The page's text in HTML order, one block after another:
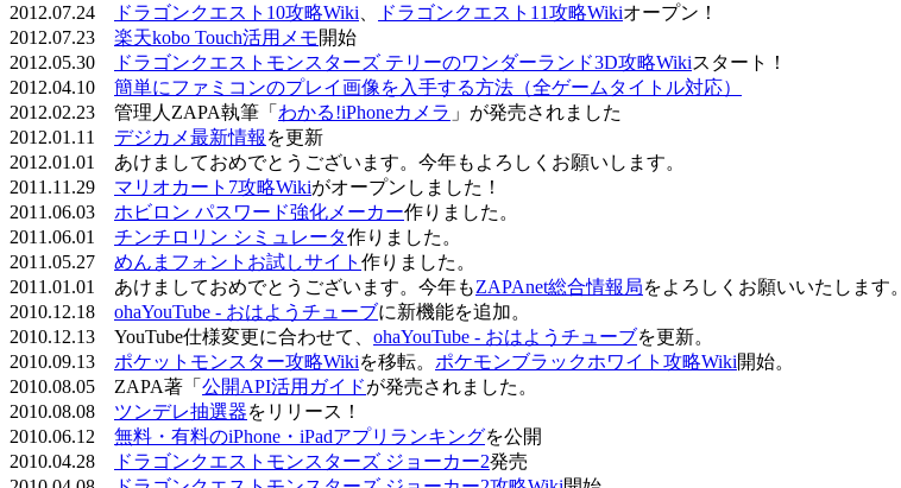
2012.07.24
ドラゴンクエスト10攻略Wiki ドラゴンクエスト11攻略Wikiオープン！
2012.07.23 楽天kobo Touch活用メモ開始
2012.05.30
ドラゴンクエストモンスターズ テリーのワンダーランド3D攻略Wikiスタート！
2012.04.10 簡単にファミコンのプレイ画像を入手する方法（全ゲームタイトル対応）
2012.02.23 管理人ZAPA執筆「 わかる!iPhoneカメラ 」が発売されました
2012.01.11 デジカメ最新情報 を更新
2012.01.01 あけましておめでとうございます。今年もよろしくお願いします。
2011.11.29 マリオカート7攻略Wikiがオープンしました！
2011.06.03 ホビロン パスワード強化メーカー作りました。
2011.06.01 チンチロリン シミュレータ作りました。
2011.05.27 めんまフォントお試しサイト 作りました。
2011.01.01 あけましておめでとうございます。今年もZAPAnet総合情報局をよろしくお願いいたします。
2010.12.18 ohaYouTube - おはようチューブに新機能を追加。
2010.12.13 YouTube仕様変更に合わせて、 ohaYouTube - おはようチューブを更新。
2010.09.13 ポケットモンスター攻略Wikiを移転。 ポケモンブラックホワイト攻略Wiki開始。
2010.08.05 ZAPA著「 公開API活用ガイドが発売されました。
2010.08.08 ツンデレ抽選器をリリース！
2010.06.12 無料・有料のiPhone・iPadアプリランキングを公開
2010.04.28
ドラゴンクエストモンスターズ ジョーカー2発売